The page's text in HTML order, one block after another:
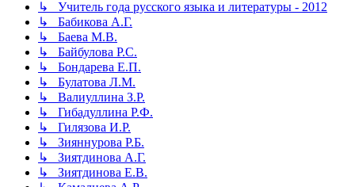
↳ Учитель года русского языка и литературы - 2012
↳ Бабикова А.Г.
↳ Баева М.В.
↳ Байбулова Р.С.
↳ Бондарева Е.П.
↳ Булатова Л.М.
↳ Валиуллина З.Р.
↳ Гибадуллина Р.Ф.
↳ Гилязова И.Р.
↳ Зияннурова Р.Б.
↳ Зиятдинова А.Г.
↳ Зиятдинова Е.В.